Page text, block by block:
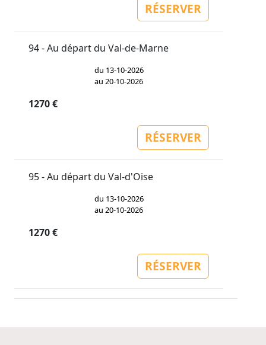
RÉSERVER
94 - Au départ du Val-de-Marne
du 13-10-2026
au 20-10-2026
1270 €
RÉSERVER
95 - Au départ du Val-d'Oise
du 13-10-2026
au 20-10-2026
1270 €
RÉSERVER